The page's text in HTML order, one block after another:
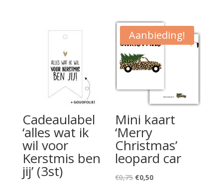
was:
€1,50.
is:
€1,00.
Cadeaulabel
‘alles wat ik
wil voor
Kerstmis ben
jij’ (3st)
Aanbieding!
Mini kaart
‘Merry
Christmas’
leopard car
€0,75 Oorspronkelijke
€0,50Huidige